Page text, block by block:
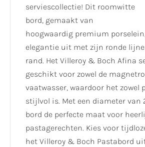
serviescollectie! Dit roomwitte
bord, gemaakt van
hoogwaardig premium
elegantie uit met zijn ronde
rand. Het Villeroy & Boch Afina
geschikt voor zowel de
vaatwasser, waardoor het zowel
stijlvol is. Met een diameter van
bord de perfecte maat voor
pastagerechten. Kies voor
het Villeroy & Boch Pastabord